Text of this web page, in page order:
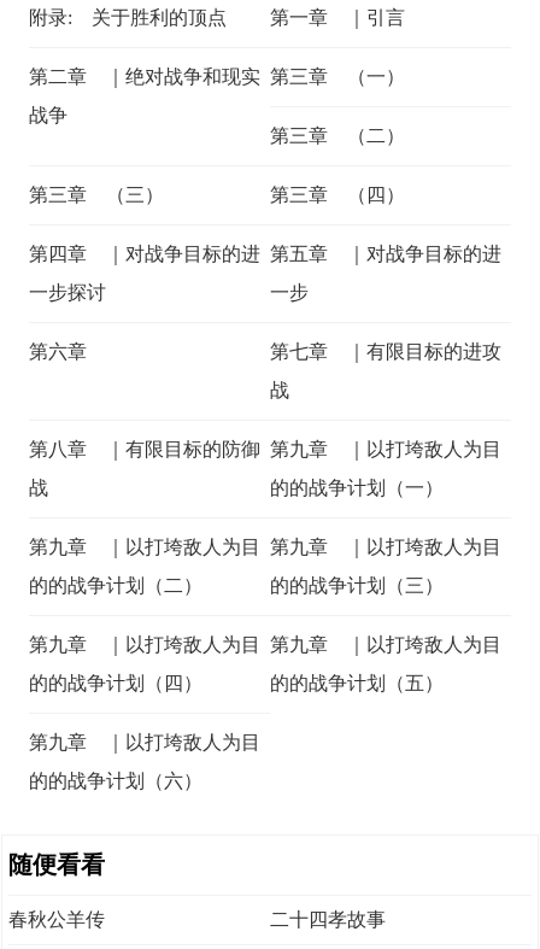
附录: 关于胜利的顶点 第一章 ｜引言
第二章 ｜绝对战争和现实
战争
第三章 （一）
第三章 （二）
第三章 （三） 第三章 （四）
第四章 ｜对战争目标的进
一步探讨
第五章 ｜对战争目标的进
一步
第六章
第七章 ｜有限目标的进攻
战
第八章 ｜有限目标的防御
战
第九章 ｜以打垮敌人为目
的的战争计划（一）
第九章 ｜以打垮敌人为目
的的战争计划（二）
第九章 ｜以打垮敌人为目
的的战争计划（三）
第九章 ｜以打垮敌人为目
的的战争计划（四）
第九章 ｜以打垮敌人为目
的的战争计划（五）
第九章 ｜以打垮敌人为目
的的战争计划（六）
随便看看
春秋公羊传 二十四孝故事